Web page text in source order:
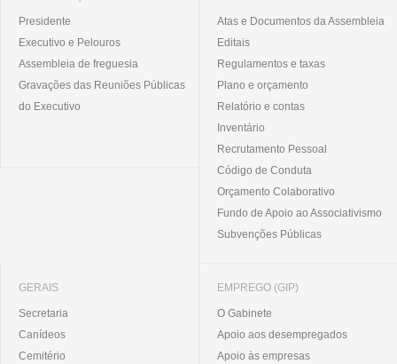
Presidente
Executivo e Pelouros
Assembleia de freguesia
Gravações das Reuniões Públicas
do Executivo
Atas e Documentos da Assembleia
Editais
Regulamentos e taxas
Plano e orçamento
Relatório e contas
Inventário
Recrutamento Pessoal
Código de Conduta
Orçamento Colaborativo
Fundo de Apoio ao Associativismo
Subvenções Públicas
GERAIS
Secretaria
Canídeos
Cemitério
EMPREGO (GIP)
O Gabinete
Apoio aos desempregados
Apoio às empresas